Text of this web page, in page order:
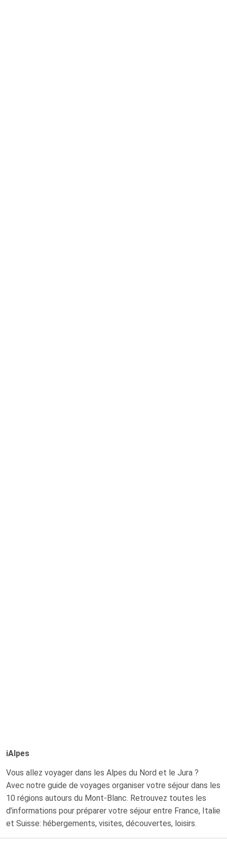
iAlpes
Vous allez voyager dans les Alpes du Nord et le Jura ?
Avec notre guide de voyages organiser votre séjour dans les
10 régions autours du Mont-Blanc. Retrouvez toutes les
d’informations pour préparer votre séjour entre France, Italie
et Suisse: hébergements, visites, découvertes, loisirs.